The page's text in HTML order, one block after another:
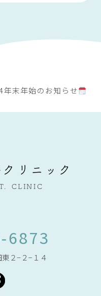
年末年始のお知らせ
リニック
CLINIC
6873
２−２−１４